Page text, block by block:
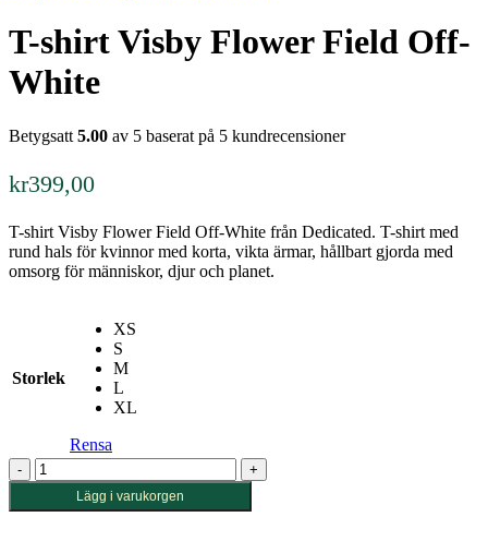
priset
var:
priset
är:
T-shirt Visby Flower Field Off-
White
Betygsatt 5.00 av 5 baserat på 5 kundrecensioner
kr399,00
T-shirt Visby Flower Field Off-White från Dedicated. T-shirt med
rund hals för kvinnor med korta, vikta ärmar, hållbart gjorda med
omsorg för människor, djur och planet.
Storlek
XS
S
M
L
XL
Rensa
T-
shirt
Visby Lägg i varukorgen